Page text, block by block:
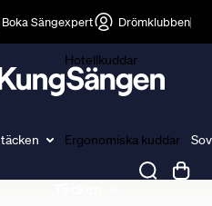
Boka Sängexpert Drömklubben
Hotellkuddar
Ergonomiska kuddar